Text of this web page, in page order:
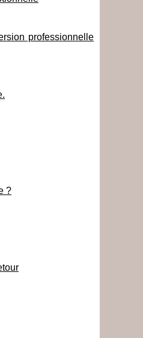
professionnelle
?